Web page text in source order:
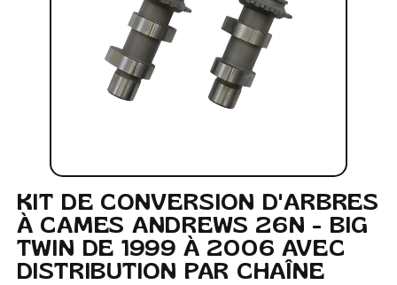
KIT DE CONVERSION D'ARBRES
À CAMES ANDREWS 26N - BIG
TWIN DE 1999 À 2006 AVEC
DISTRIBUTION PAR CHAÎNE